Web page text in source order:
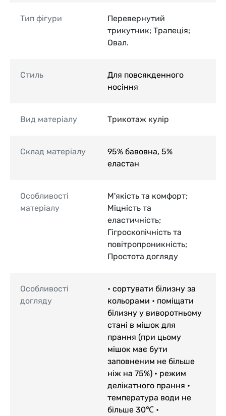
Тип фігури
Перевернутий
трикутник; Трапеція;
Овал.
Стиль
Для повсякденного
носіння
Вид матеріалу Трикотаж кулір
Склад матеріалу
95% бавовна, 5%
еластан
Особливості
матеріалу
М'якість та комфорт;
Міцність та
еластичність;
Гігроскопічність та
повітропроникність;
Простота догляду
Особливості
догляду
• сортувати білизну за
кольорами • поміщати
білизну у виворотньому
стані в мішок для
прання (при цьому
мішок має бути
заповненим не більше
ніж на 75%) • режим
делікатного прання •
температура води не
більше 30℃ •